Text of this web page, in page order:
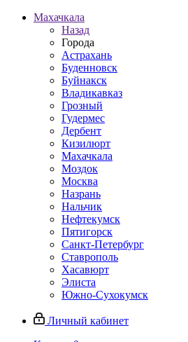
Махачкала
Назад
Города
Астрахань
Буденновск
Буйнакск
Владикавказ
Грозный
Гудермес
Дербент
Кизилюрт
Махачкала
Моздок
Москва
Назрань
Нальчик
Нефтекумск
Пятигорск
Санкт-Петербург
Ставрополь
Хасавюрт
Элиста
Южно-Сухокумск
Личный кабинет